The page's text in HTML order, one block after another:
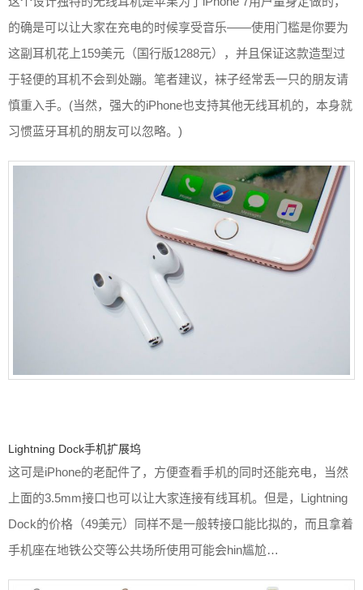
的确是可以让大家在充电的时候享受音乐——使用门槛是你要为
这副耳机花上159美元（国行版1288元），并且保证这款造型过
于轻便的耳机不会到处蹦。笔者建议，袜子经常丢一只的朋友请
慎重入手。(当然，强大的iPhone也支持其他无线耳机的，本身就
习惯蓝牙耳机的朋友可以忽略。)
Lightning Dock手机扩展坞
这可是iPhone的老配件了，方便查看手机的同时还能充电，当然
上面的3.5mm接口也可以让大家连接有线耳机。但是，Lightning
Dock的价格（49美元）同样不是一般转接口能比拟的，而且拿着
手机座在地铁公交等公共场所使用可能会hin尴尬…